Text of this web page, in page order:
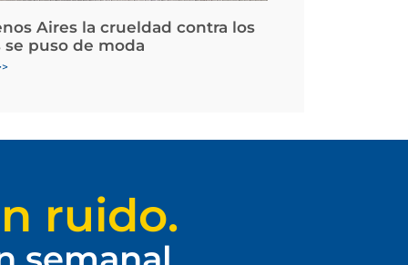
Aires la crueldad contra los
se puso de moda
ruido.